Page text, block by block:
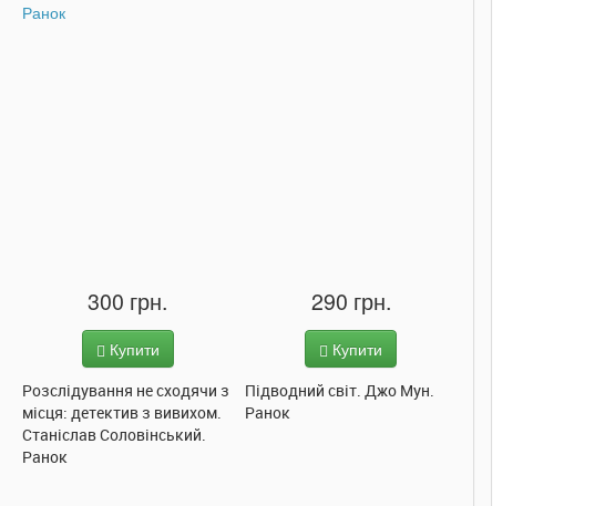
300 грн.
Купити
Розслідування не сходячи з
місця: детектив з вивихом.
Станіслав Соловінський.
Ранок
290 грн.
Купити
Підводний світ. Джо Мун.
Ранок